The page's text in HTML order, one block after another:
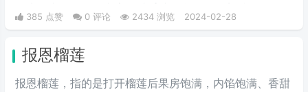
推来推去，不明确表态，避重就轻含糊不说实话。
385 点赞 0 评论 2434 浏览 2024-02-28
报恩榴莲
报恩榴莲，指的是打开榴莲后果房饱满，内馅饱满、香甜